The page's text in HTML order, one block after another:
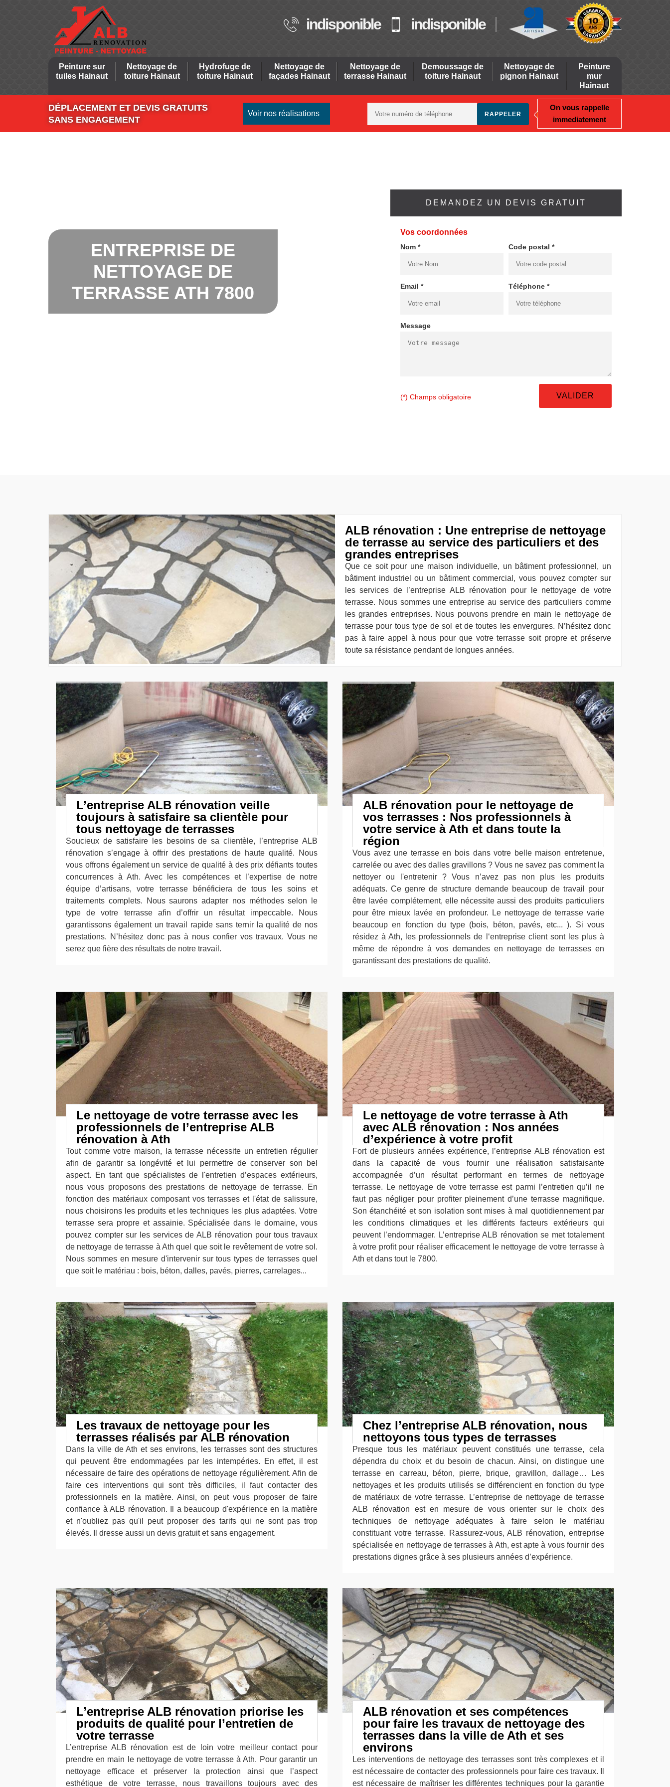
indisponible indisponible
Peinture sur
tuiles Hainaut
Nettoyage de
toiture Hainaut
Hydrofuge de
toiture Hainaut
Nettoyage de
façades Hainaut
Nettoyage de
terrasse Hainaut
Demoussage de
toiture Hainaut
Nettoyage de
pignon Hainaut
Peinture
mur
Hainaut
DÉPLACEMENT ET DEVIS GRATUITS
SANS ENGAGEMENT
Voir nos réalisations
On vous rappelle
immediatement
ENTREPRISE DE
NETTOYAGE DE
TERRASSE ATH 7800
DEMANDEZ UN DEVIS GRATUIT
Vos coordonnées
Nom * Code postal *
Email * Téléphone *
Message
(*) Champs obligatoire
ALB rénovation : Une entreprise de nettoyage
de terrasse au service des particuliers et des
grandes entreprises
Que ce soit pour une maison individuelle, un bâtiment professionnel, un
bâtiment industriel ou un bâtiment commercial, vous pouvez compter sur
les services de l’entreprise ALB rénovation pour le nettoyage de votre
terrasse. Nous sommes une entreprise au service des particuliers comme
les grandes entreprises. Nous pouvons prendre en main le nettoyage de
terrasse pour tous type de sol et de toutes les envergures. N’hésitez donc
pas à faire appel à nous pour que votre terrasse soit propre et préserve
toute sa résistance pendant de longues années.
L’entreprise ALB rénovation veille
toujours à satisfaire sa clientèle pour
tous nettoyage de terrasses
Soucieux de satisfaire les besoins de sa clientèle, l’entreprise ALB
rénovation s’engage à offrir des prestations de haute qualité. Nous
vous offrons également un service de qualité à des prix défiants toutes
concurrences à Ath. Avec les compétences et l’expertise de notre
équipe d’artisans, votre terrasse bénéficiera de tous les soins et
traitements complets. Nous saurons adapter nos méthodes selon le
type de votre terrasse afin d’offrir un résultat impeccable. Nous
garantissons également un travail rapide sans ternir la qualité de nos
prestations. N’hésitez donc pas à nous confier vos travaux. Vous ne
serez que fière des résultats de notre travail.
ALB rénovation pour le nettoyage de
vos terrasses : Nos professionnels à
votre service à Ath et dans toute la
région
Vous avez une terrasse en bois dans votre belle maison entretenue,
carrelée ou avec des dalles gravillons ? Vous ne savez pas comment la
nettoyer ou l'entretenir ? Vous n’avez pas non plus les produits
adéquats. Ce genre de structure demande beaucoup de travail pour
être lavée complétement, elle nécessite aussi des produits particuliers
pour être mieux lavée en profondeur. Le nettoyage de terrasse varie
beaucoup en fonction du type (bois, béton, pavés, etc... ). Si vous
résidez à Ath, les professionnels de l‘entreprise client sont les plus à
même de répondre à vos demandes en nettoyage de terrasses en
garantissant des prestations de qualité.
Le nettoyage de votre terrasse avec les
professionnels de l’entreprise ALB
rénovation à Ath
Tout comme votre maison, la terrasse nécessite un entretien régulier
afin de garantir sa longévité et lui permettre de conserver son bel
aspect. En tant que spécialistes de l'entretien d’espaces extérieurs,
nous vous proposons des prestations de nettoyage de terrasse. En
fonction des matériaux composant vos terrasses et l'état de salissure,
nous choisirons les produits et les techniques les plus adaptées. Votre
terrasse sera propre et assainie. Spécialisée dans le domaine, vous
pouvez compter sur les services de ALB rénovation pour tous travaux
de nettoyage de terrasse à Ath quel que soit le revêtement de votre sol.
Nous sommes en mesure d'intervenir sur tous types de terrasses quel
que soit le matériau : bois, béton, dalles, pavés, pierres, carrelages...
Le nettoyage de votre terrasse à Ath
avec ALB rénovation : Nos années
d’expérience à votre profit
Fort de plusieurs années expérience, l’entreprise ALB rénovation est
dans la capacité de vous fournir une réalisation satisfaisante
accompagnée d’un résultat performant en termes de nettoyage
terrasse. Le nettoyage de votre terrasse est parmi l’entretien qu’il ne
faut pas négliger pour profiter pleinement d’une terrasse magnifique.
Son étanchéité et son isolation sont mises à mal quotidiennement par
les conditions climatiques et les différents facteurs extérieurs qui
peuvent l’endommager. L’entreprise ALB rénovation se met totalement
à votre profit pour réaliser efficacement le nettoyage de votre terrasse à
Ath et dans tout le 7800.
Les travaux de nettoyage pour les
terrasses réalisés par ALB rénovation
Dans la ville de Ath et ses environs, les terrasses sont des structures
qui peuvent être endommagées par les intempéries. En effet, il est
nécessaire de faire des opérations de nettoyage régulièrement. Afin de
faire ces interventions qui sont très difficiles, il faut contacter des
professionnels en la matière. Ainsi, on peut vous proposer de faire
confiance à ALB rénovation. Il a beaucoup d'expérience en la matière
et n'oubliez pas qu'il peut proposer des tarifs qui ne sont pas trop
élevés. Il dresse aussi un devis gratuit et sans engagement.
Chez l’entreprise ALB rénovation, nous
nettoyons tous types de terrasses
Presque tous les matériaux peuvent constitués une terrasse, cela
dépendra du choix et du besoin de chacun. Ainsi, on distingue une
terrasse en carreau, béton, pierre, brique, gravillon, dallage… Les
nettoyages et les produits utilisés se différencient en fonction du type
de matériaux de votre terrasse. L’entreprise de nettoyage de terrasse
ALB rénovation est en mesure de vous orienter sur le choix des
techniques de nettoyage adéquates à faire selon le matériau
constituant votre terrasse. Rassurez-vous, ALB rénovation, entreprise
spécialisée en nettoyage de terrasses à Ath, est apte à vous fournir des
prestations dignes grâce à ses plusieurs années d’expérience.
L’entreprise ALB rénovation priorise les
produits de qualité pour l’entretien de
votre terrasse
L’entreprise ALB rénovation est de loin votre meilleur contact pour
prendre en main le nettoyage de votre terrasse à Ath. Pour garantir un
nettoyage efficace et préserver la protection ainsi que l’aspect
esthétique de votre terrasse, nous travaillons toujours avec des
ALB rénovation et ses compétences
pour faire les travaux de nettoyage des
terrasses dans la ville de Ath et ses
environs
Les interventions de nettoyage des terrasses sont très complexes et il
est nécessaire de contacter des professionnels pour faire ces travaux. Il
est nécessaire de maîtriser les différentes techniques pour la garantie